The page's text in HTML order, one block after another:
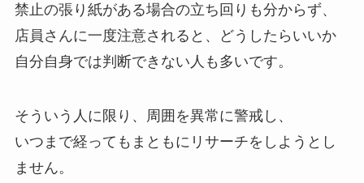
禁止の張り紙がある場合の立ち回りも分からず、
店員さんに一度注意されると、どうしたらいいか
自分自身では判断できない人も多いです。
そういう人に限り、周囲を異常に警戒し、
いつまで経ってもまともにリサーチをしようとし
ません。